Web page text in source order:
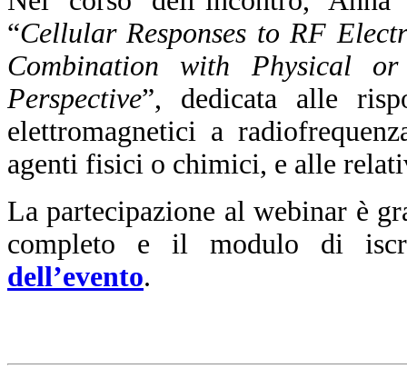
“Cellular Responses to RF
Combination with Physical
Perspective”, dedicata alle
elettromagnetici a
agenti fisici o chimici, e alle
La partecipazione al webinar è
completo e il modulo di
dell’evento.